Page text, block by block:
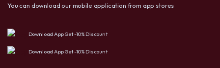
You can download our mobile application from app stores
Download App Get -10% Discount
Download App Get -10% Discount